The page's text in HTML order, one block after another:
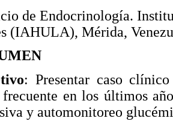
de Endocrinología.
(IAHULA), Mérida,
: Presentar caso
frecuente en los últimos
y automonitoreo